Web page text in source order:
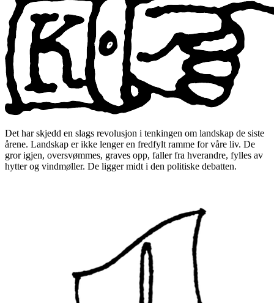
Det har skjedd en slags revolusjon i tenkingen om landskap de siste
årene. Landskap er ikke lenger en fredfylt ramme for våre liv. De
gror igjen, oversvømmes, graves opp, faller fra hverandre, fylles av
hytter og vindmøller. De ligger midt i den politiske debatten.